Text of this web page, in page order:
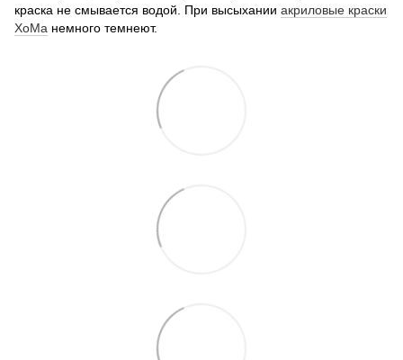
краска не смывается водой. При высыхании акриловые краски
ХоМа немного темнеют.